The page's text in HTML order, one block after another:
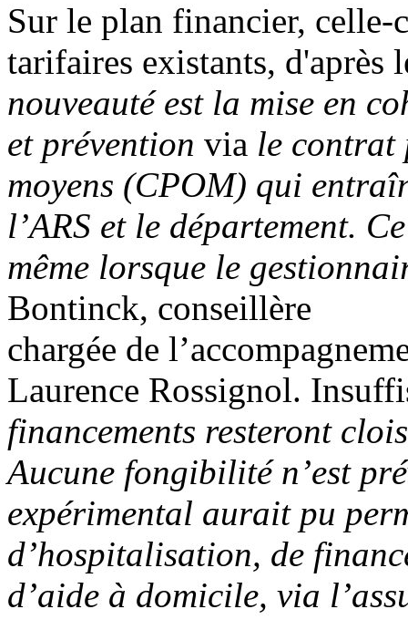
Sur le plan financier, celle-
tarifaires existants, d'après
nouveauté est la mise en
et prévention via le contrat
moyens (CPOM) qui
l’ARS et le département.
même lorsque le
Bontinck, conseillère
chargée de
Laurence Rossignol.
financements resteront
Aucune fongibilité n’est
expérimental aurait pu
d’hospitalisation, de
d’aide à domicile, via